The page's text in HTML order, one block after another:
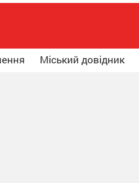
Міський довідник